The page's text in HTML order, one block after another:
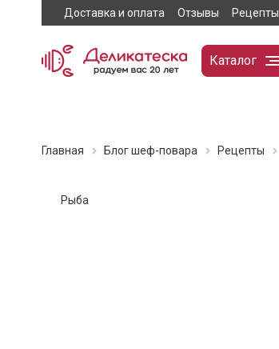
Доставка и оплата Отзывы Рецепты
Каталог
Главная Блог шеф-повара Рецепты
Рыба